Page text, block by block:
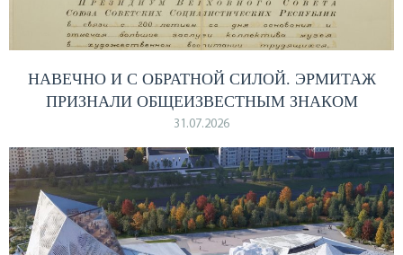
НАВЕЧНО И С ОБРАТНОЙ СИЛОЙ. ЭРМИТАЖ
ПРИЗНАЛИ ОБЩЕИЗВЕСТНЫМ ЗНАКОМ
31.07.2026